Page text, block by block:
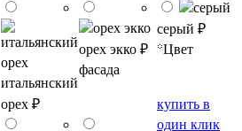
итальянский
орех₽
орех экко₽
серый ₽
*Цвет
фасада
купить в
один клик